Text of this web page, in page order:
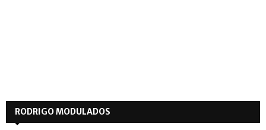
RODRIGO MODULADOS